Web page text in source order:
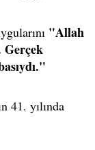
"Allah
Gerçek